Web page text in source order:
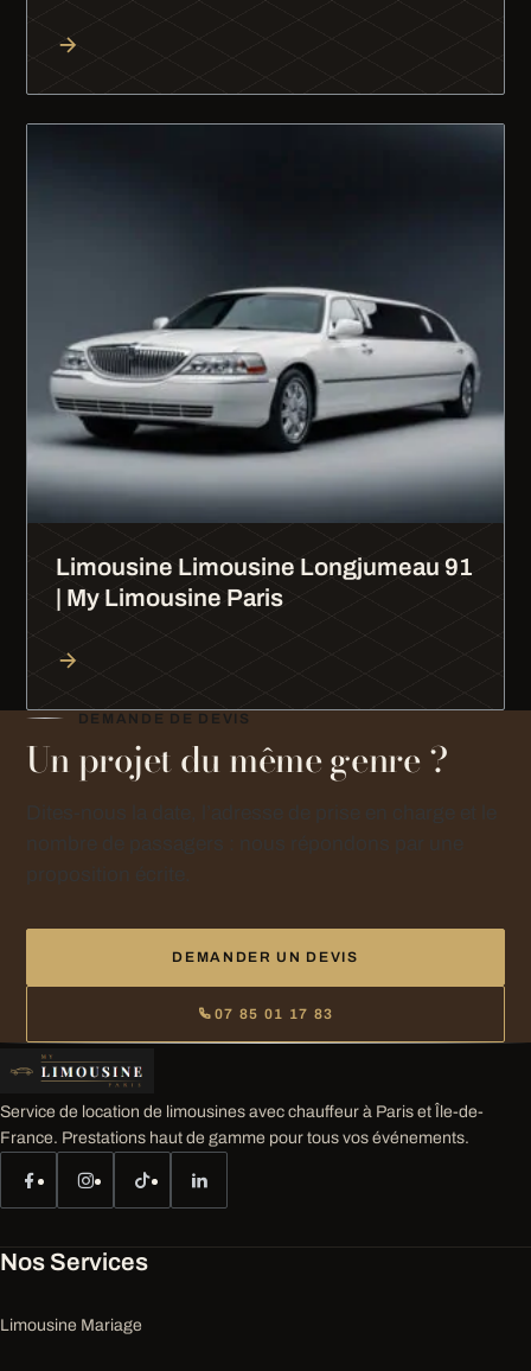
Limousine Limousine Longjumeau 91
| My Limousine Paris
DEMANDE DE DEVIS
Un projet du même genre ?
DEMANDER UN DEVIS
07 85 01 17 83
Service de location de limousines avec chauffeur à Paris et Île-de-
France. Prestations haut de gamme pour tous vos événements.
Nos Services
Limousine Mariage